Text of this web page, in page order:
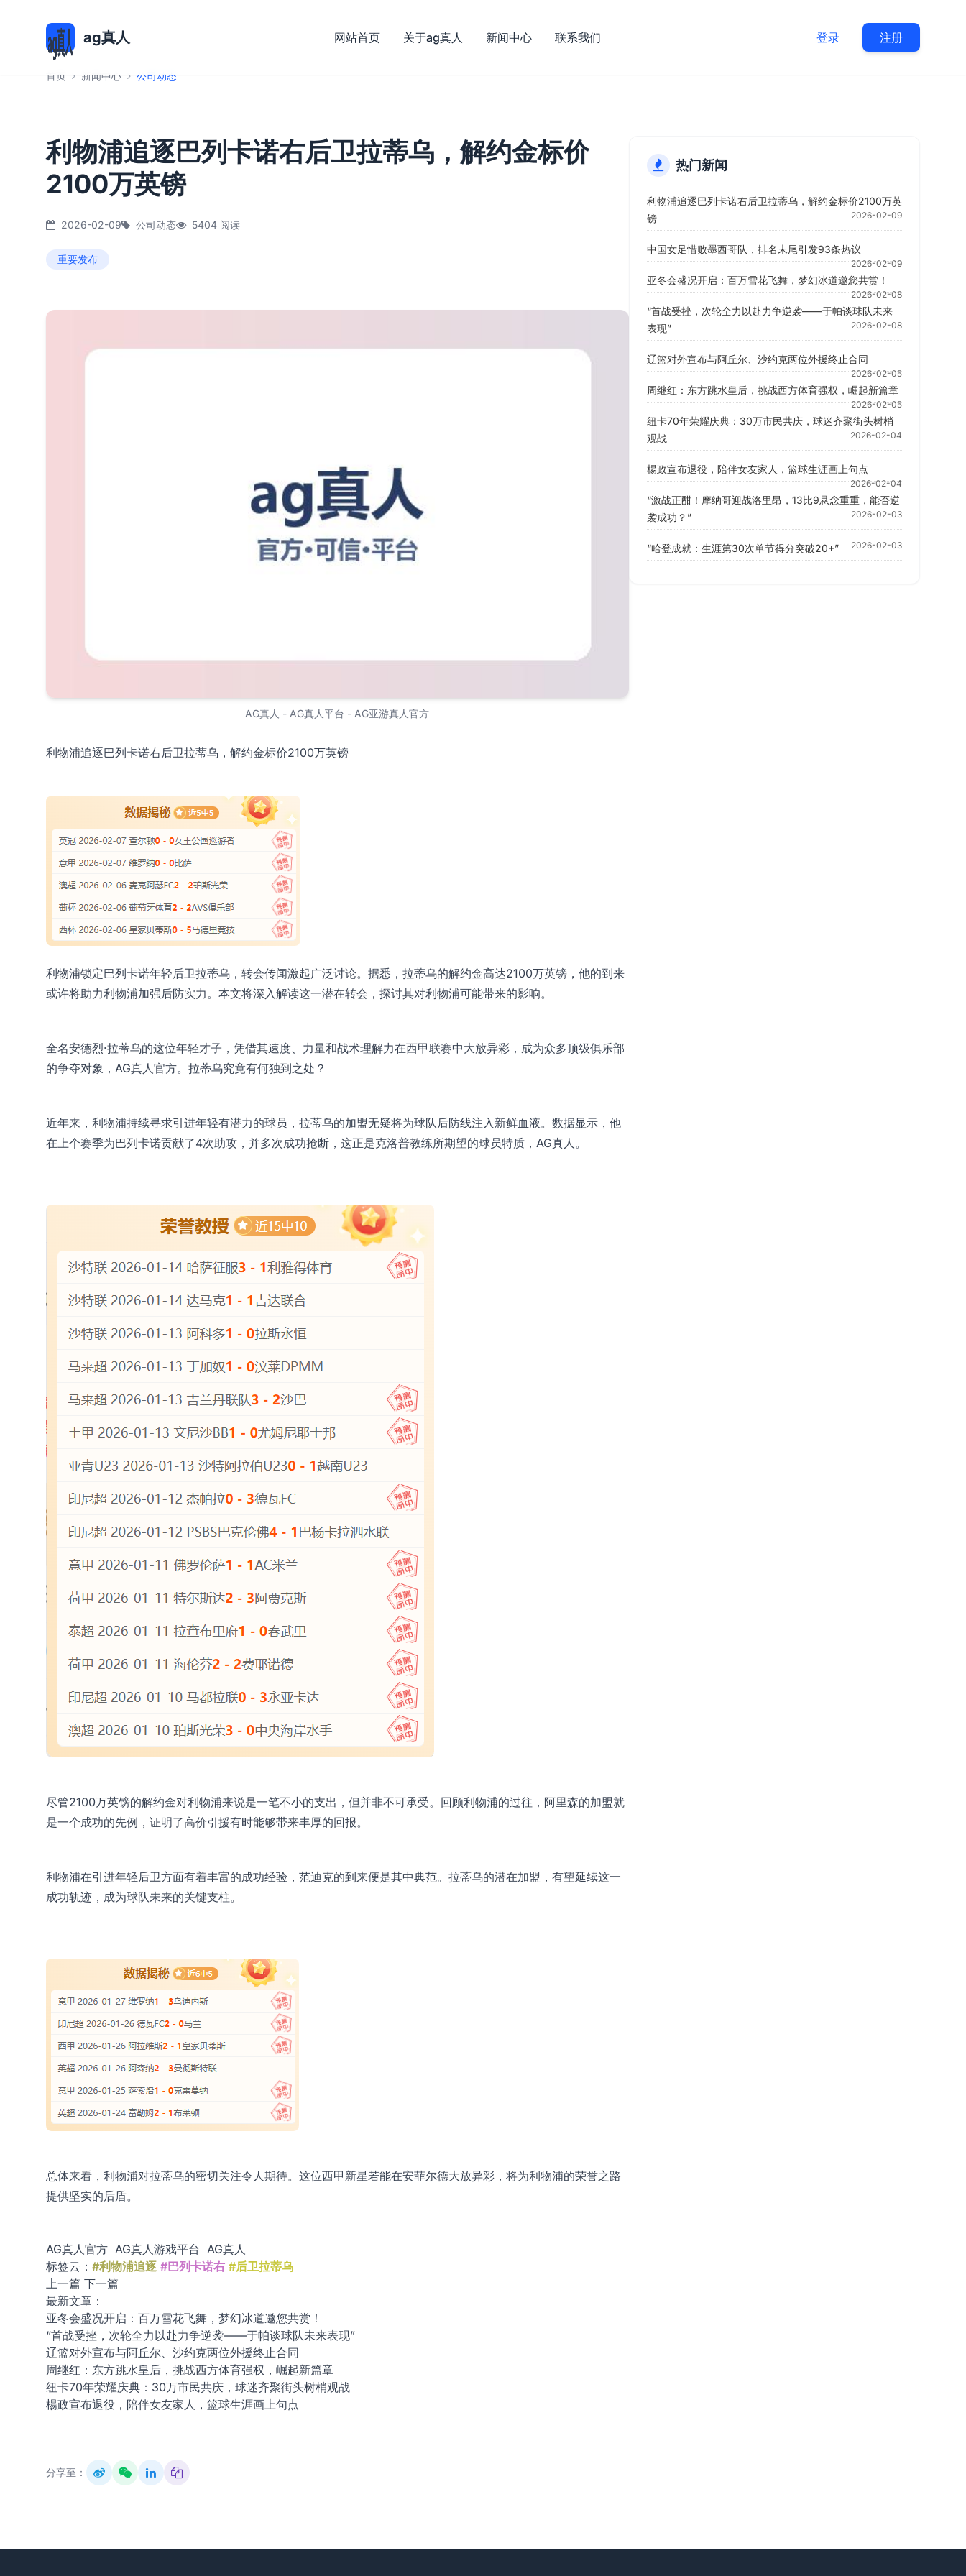
ag真人 网站首页 关于ag真人 新闻中心 联系我们 登录 注册
首页 新闻中心 公司动态
利物浦追逐巴列卡诺右后卫拉蒂乌，解约金标价
2100万英镑
2026-02-09 公司动态 5404 阅读
重要发布
AG真人 - AG真人平台 - AG亚游真人官方
利物浦追逐巴列卡诺右后卫拉蒂乌，解约金标价2100万英镑
利物浦锁定巴列卡诺年轻后卫拉蒂乌，转会传闻激起广泛讨论。据悉，拉蒂乌的解约金高达2100万英镑，他的到来
或许将助力利物浦加强后防实力。本文将深入解读这一潜在转会，探讨其对利物浦可能带来的影响。
全名安德烈·拉蒂乌的这位年轻才子，凭借其速度、力量和战术理解力在西甲联赛中大放异彩，成为众多顶级俱乐部
的争夺对象， AG真人官方。拉蒂乌究竟有何独到之处？
近年来，利物浦持续寻求引进年轻有潜力的球员，拉蒂乌的加盟无疑将为球队后防线注入新鲜血液。数据显示，他
在上个赛季为巴列卡诺贡献了4次助攻，并多次成功抢断，这正是克洛普教练所期望的球员特质， AG真人。
尽管2100万英镑的解约金对利物浦来说是一笔不小的支出，但并非不可承受。回顾利物浦的过往，阿里森的加盟就
是一个成功的先例，证明了高价引援有时能够带来丰厚的回报。
利物浦在引进年轻后卫方面有着丰富的成功经验，范迪克的到来便是其中典范。拉蒂乌的潜在加盟，有望延续这一
成功轨迹，成为球队未来的关键支柱。
总体来看，利物浦对拉蒂乌的密切关注令人期待。这位西甲新星若能在安菲尔德大放异彩，将为利物浦的荣誉之路
提供坚实的后盾。
AG真人官方 AG真人游戏平台 AG真人
标签云： #利物浦追逐 #巴列卡诺右 #后卫拉蒂乌
上一篇 下一篇
最新文章：
亚冬会盛况开启：百万雪花飞舞，梦幻冰道邀您共赏！
“首战受挫，次轮全力以赴力争逆袭——于帕谈球队未来表现”
辽篮对外宣布与阿丘尔、沙约克两位外援终止合同
周继红：东方跳水皇后，挑战西方体育强权，崛起新篇章
纽卡70年荣耀庆典：30万市民共庆，球迷齐聚街头树梢观战
楊政宣布退役，陪伴女友家人，篮球生涯画上句点
分享至：
热门新闻
利物浦追逐巴列卡诺右后卫拉蒂乌，解约金标价2100万英
镑
2026-02-09
中国女足惜败墨西哥队，排名末尾引发93条热议
2026-02-09
亚冬会盛况开启：百万雪花飞舞，梦幻冰道邀您共赏！
2026-02-08
“首战受挫，次轮全力以赴力争逆袭——于帕谈球队未来
表现”
2026-02-08
辽篮对外宣布与阿丘尔、沙约克两位外援终止合同
2026-02-05
周继红：东方跳水皇后，挑战西方体育强权，崛起新篇章
2026-02-05
纽卡70年荣耀庆典：30万市民共庆，球迷齐聚街头树梢
观战
2026-02-04
楊政宣布退役，陪伴女友家人，篮球生涯画上句点
2026-02-04
“激战正酣！摩纳哥迎战洛里昂，13比9悬念重重，能否逆
袭成功？”
2026-02-03
“哈登成就：生涯第30次单节得分突破20+” 2026-02-03